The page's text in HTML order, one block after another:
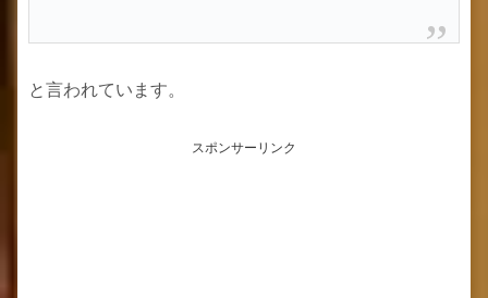
と言われています。
スポンサーリンク